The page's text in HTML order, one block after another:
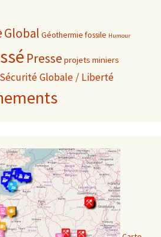
Global Géothermie fossile Humour
Presse projets miniers
Sécurité Globale / Liberté